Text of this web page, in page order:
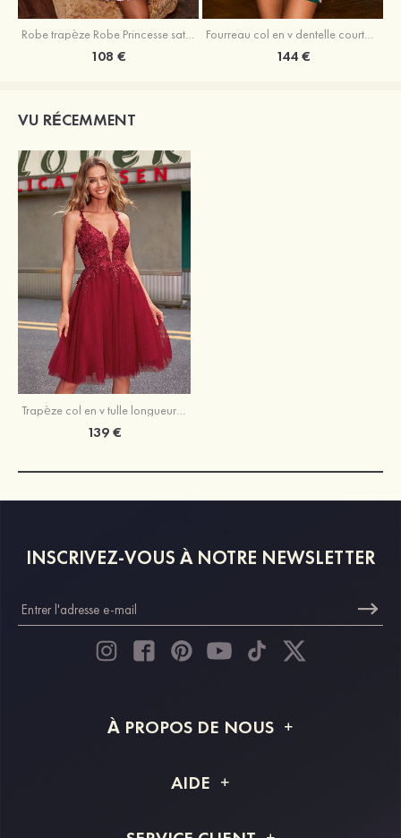
Robe trapèze Robe Princesse satin sans manches courte/mini robe de fête de la rentrée
108 €
Fourreau col en v dentelle courte/mini robe de fête de la rentré avec perles
144 €
VU RÉCEMMENT
139 €
INSCRIVEZ-VOUS À NOTRE NEWSLETTER
À PROPOS DE NOUS
Livraison
AIDE